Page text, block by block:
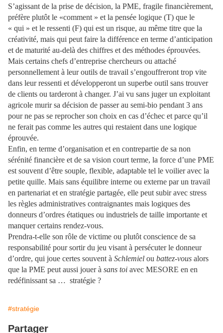
S’agissant de la prise de décision, la PME, fragile financièrement,
préfère plutôt le «comment » et la pensée logique (T) que le
« qui » et le ressenti (F) qui est un risque, au même titre que la
créativité, mais qui peut faire la différence en terme d’anticipation
et de maturité au-delà des chiffres et des méthodes éprouvées.
Mais certains chefs d’entreprise chercheurs ou attaché
personnellement à leur outils de travail s’engouffreront trop vite
dans leur ressenti et développeront un superbe outil sans trouver
de clients ou tarderont à changer. J’ai vu sans juger un exploitant
agricole murir sa décision de passer au semi-bio pendant 3 ans
pour ne pas se reprocher son choix en cas d’échec et parce qu’il
ne ferait pas comme les autres qui restaient dans une logique
éprouvée.
Enfin, en terme d’organisation et en contrepartie de sa non
sérénité financière et de sa vision court terme, la force d’une PME
est souvent d’être souple, flexible, adaptable tel le voilier avec la
petite quille. Mais sans équilibre interne ou externe par un travail
en partenariat et en stratégie partagée, elle peut subir avec stress
les règles administratives contraignantes mais logiques des
donneurs d’ordres étatiques ou industriels de taille importante et
manquer certains rendez-vous.
Prendra-t-elle son rôle de victime ou plutôt conscience de sa
responsabilité pour sortir du jeu visant à persécuter le donneur
d’ordre, qui joue certes souvent à Schlemiel ou battez-vous alors
que la PME peut aussi jouer à sans toi avec MESORE en en
redéfinissant sa … stratégie ?
#stratégie
Partager